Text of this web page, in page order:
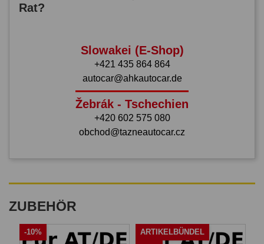
Rat?
Slowakei (E-Shop)
+421 435 864 864
autocar@ahkautocar.de
Žebrák - Tschechien
+420 602 575 080
obchod@tazneautocar.cz
ZUBEHÖR
-10%
ARTIKELBÜNDEL